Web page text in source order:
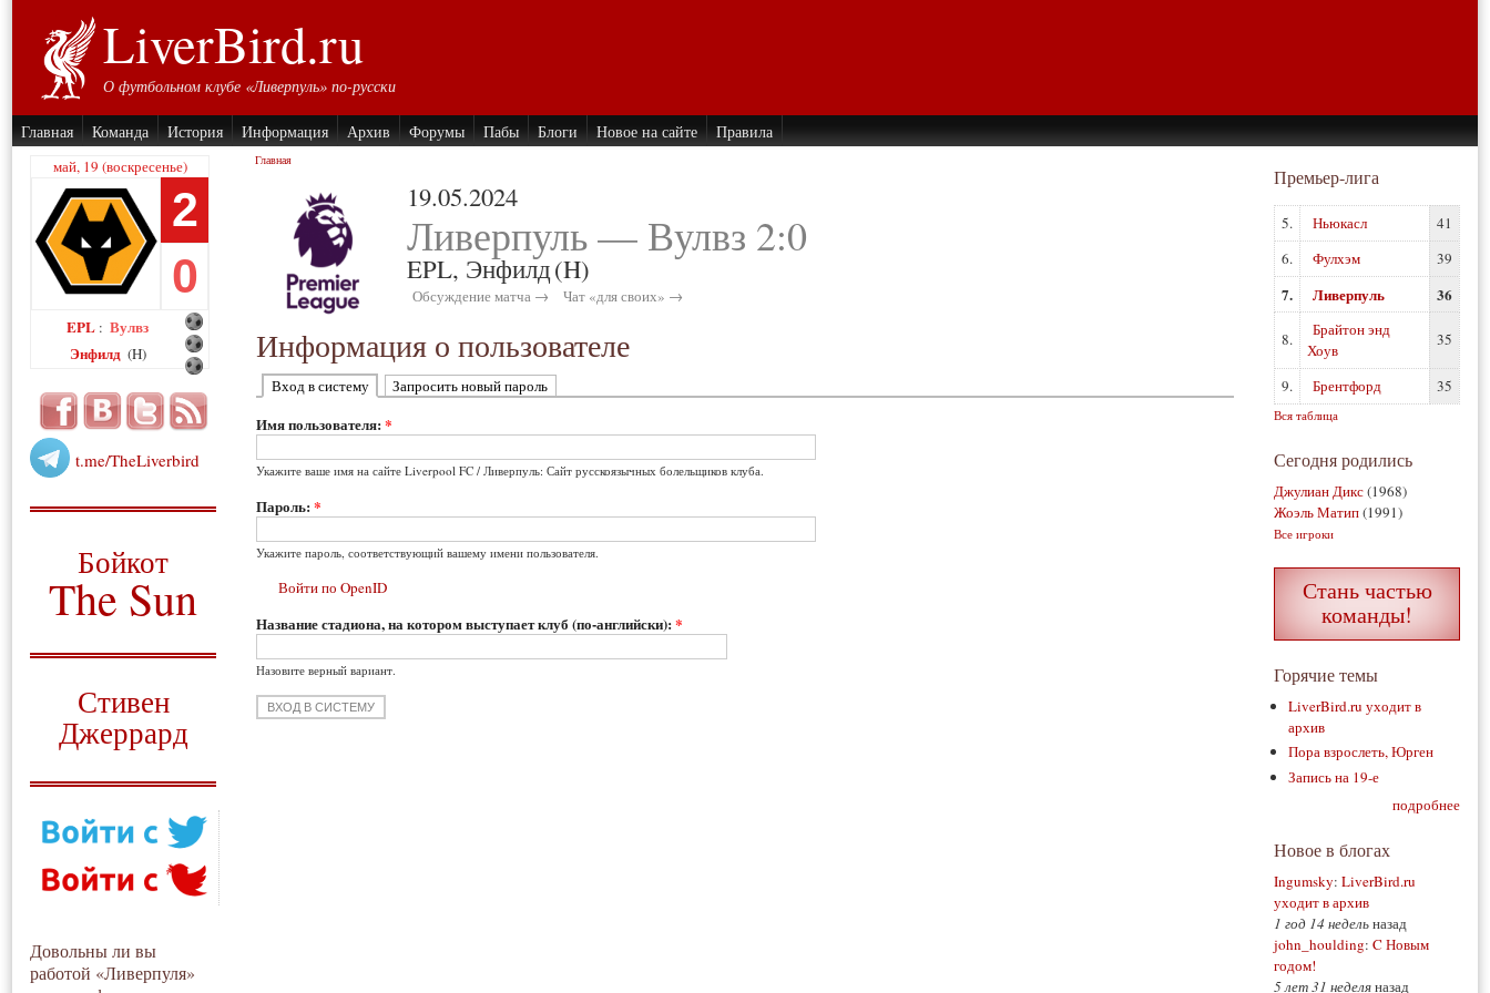
LiverBird.ru
О футбольном клубе «Ливерпуль» по-русски
Главная Команда История Информация Архив Форумы Пабы Блоги Новое на сайте Правила
май, 19 (воскресенье)
2
0
EPL : Вулвз
Энфилд (H)
t.me/TheLiverbird
Бойкот
The Sun
Стивен
Джеррард
Довольны ли вы
работой «Ливерпуля»
Главная
19.05.2024
Ливерпуль — Вулвз 2:0
EPL, Энфилд(H)
Обсуждение матча → Чат «для своих» →
Информация о пользователе
Вход в систему Запросить новый пароль
Имя пользователя:*
Укажите ваше имя на сайте Liverpool FC / Ливерпуль: Сайт русскоязычных болельщиков клуба.
Пароль:*
Укажите пароль, соответствующий вашему имени пользователя.
Войти по OpenID
Название стадиона, на котором выступает клуб (по-английски):*
Назовите верный вариант.
Премьер-лига
5. Ньюкасл
41
6.
Фулхэм 39
7. Ливерпуль 36
8.
Брайтон энд
Хоув
35
9. Брентфорд 35
Вся таблица
Сегодня родились
Джулиан Дикс(1968)
Жоэль Матип(1991)
Все игроки
Стань частью
команды!
Горячие темы
LiverBird.ru уходит в
архив
Пора взрослеть, Юрген
Запись на 19-е
подробнее
Новое в блогах
Ingumsky: LiverBird.ru
уходит в архив
1 год 14 недельназад
john_houlding: C Новым
годом!
5 лет 31 неделяназад